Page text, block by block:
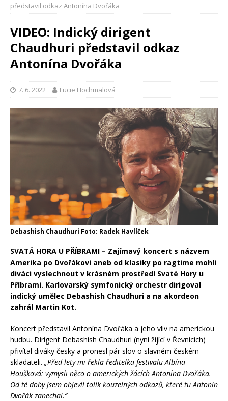
představil odkaz Antonína Dvořáka
VIDEO: Indický dirigent
Chaudhuri představil odkaz
Antonína Dvořáka
7. 6. 2022 Lucie Hochmalová
Debashish Chaudhuri Foto: Radek Havlíček
SVATÁ HORA U PŘÍBRAMI – Zajímavý koncert s názvem
Amerika po Dvořákovi aneb od klasiky po ragtime mohli
diváci vyslechnout v krásném prostředí Svaté Hory u
Příbrami. Karlovarský symfonický orchestr dirigoval
indický umělec Debashish Chaudhuri a na akordeon
zahrál Martin Kot.
Koncert představil Antonína Dvořáka a jeho vliv na americkou
hudbu. Dirigent Debashish Chaudhuri (nyní žijící v Řevnicích)
přivítal diváky česky a pronesl pár slov o slavném českém
skladateli. „Před lety mi řekla ředitelka festivalu Albína
Houšková: vymysli něco o amerických žácích Antonína Dvořáka.
Od té doby jsem objevil tolik kouzelných odkazů, které tu Antonín
Dvořák zanechal.“